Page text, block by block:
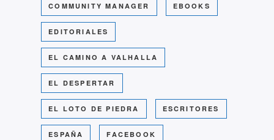
COMMUNITY MANAGER EBOOKS
EDITORIALES
EL CAMINO A VALHALLA
EL DESPERTAR
EL LOTO DE PIEDRA ESCRITORES
ESPAÑA FACEBOOK